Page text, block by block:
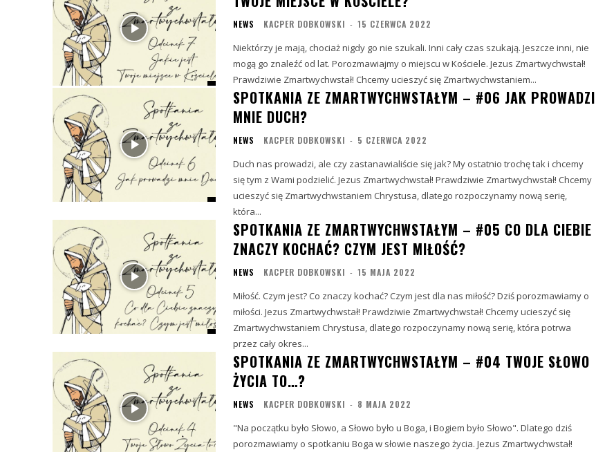
NEWS KACPER DOBKOWSKI - 15 CZERWCA 2022
Niektórzy je mają, chociaż nigdy go nie szukali. Inni cały czas szukają. Jeszcze inni, nie
mogą go znaleźć od lat. Porozmawiajmy o miejscu w Kościele. Jezus Zmartwychwstał!
Prawdziwie Zmartwychwstał! Chcemy ucieszyć się Zmartwychwstaniem...
SPOTKANIA ZE ZMARTWYCHWSTAŁYM – #06 JAK PROWADZI
MNIE DUCH?
NEWS KACPER DOBKOWSKI - 5 CZERWCA 2022
Duch nas prowadzi, ale czy zastanawialiście się jak? My ostatnio trochę tak i chcemy
się tym z Wami podzielić. Jezus Zmartwychwstał! Prawdziwie Zmartwychwstał! Chcemy
ucieszyć się Zmartwychwstaniem Chrystusa, dlatego rozpoczynamy nową serię,
która...
SPOTKANIA ZE ZMARTWYCHWSTAŁYM – #05 CO DLA CIEBIE
ZNACZY KOCHAĆ? CZYM JEST MIŁOŚĆ?
NEWS KACPER DOBKOWSKI - 15 MAJA 2022
Miłość. Czym jest? Co znaczy kochać? Czym jest dla nas miłość? Dziś porozmawiamy o
miłości. Jezus Zmartwychwstał! Prawdziwie Zmartwychwstał! Chcemy ucieszyć się
Zmartwychwstaniem Chrystusa, dlatego rozpoczynamy nową serię, która potrwa
przez cały okres...
SPOTKANIA ZE ZMARTWYCHWSTAŁYM – #04 TWOJE SŁOWO
ŻYCIA TO…?
NEWS KACPER DOBKOWSKI - 8 MAJA 2022
"Na początku było Słowo, a Słowo było u Boga, i Bogiem było Słowo". Dlatego dziś
porozmawiamy o spotkaniu Boga w słowie naszego życia. Jezus Zmartwychwstał!